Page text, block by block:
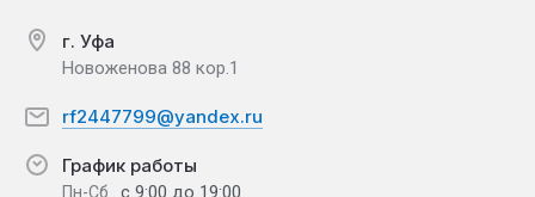
г. Уфа
Новоженова 88 кор.1
rf2447799@yandex.ru
График работы
Пн-Сб с 9:00 до 19:00